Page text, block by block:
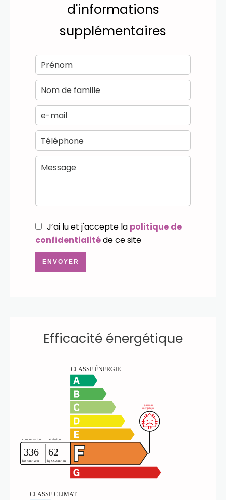
d'informations
supplémentaires
J’ai lu et j'accepte la politique de
confidentialitéde ce site
ENVOYER
Efficacité énergétique